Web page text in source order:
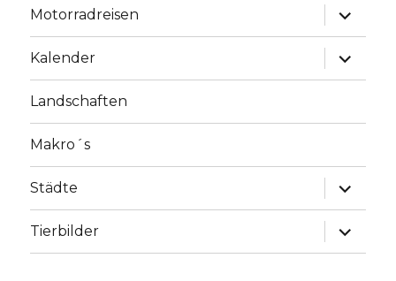
Motorradreisen
Kalender
Landschaften
Makro´s
Städte
Tierbilder